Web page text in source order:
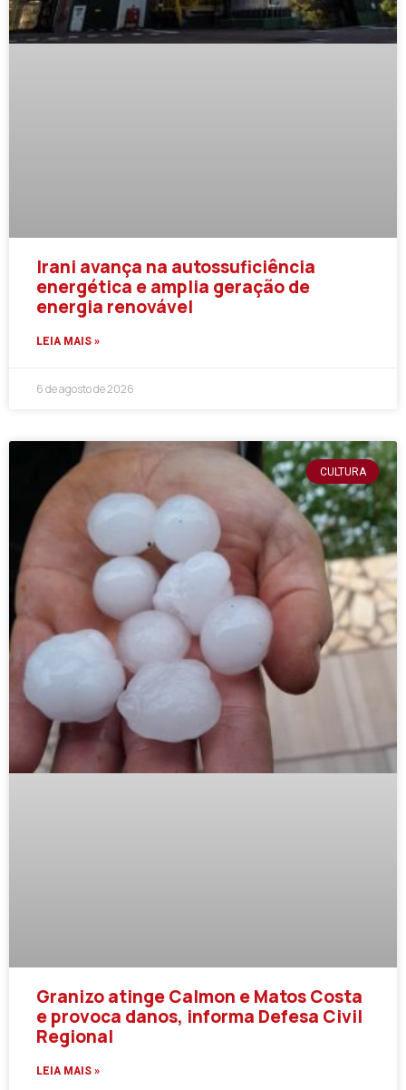
Irani avança na autossuficiência
energética e amplia geração de
energia renovável
LEIA MAIS »
6 de agosto de 2026
CULTURA
Granizo atinge Calmon e Matos Costa
e provoca danos, informa Defesa Civil
Regional
LEIA MAIS »